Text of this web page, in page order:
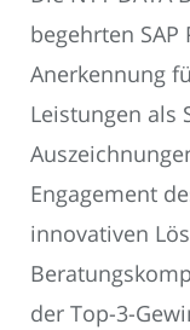
begehrten SAP
Anerkennung
Leistungen als
Engagement
innovativen
der Top-3-